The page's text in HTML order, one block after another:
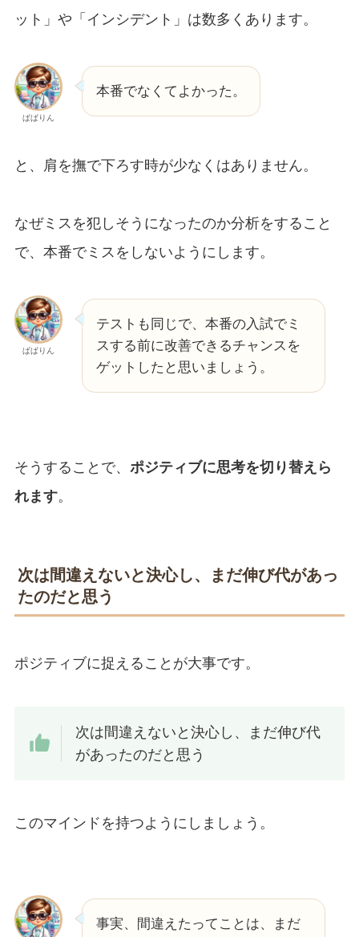
ット」や「インシデント」は数多くあります。
ぱぱりん
本番でなくてよかった。
と、肩を撫で下ろす時が少なくはありません。
なぜミスを犯しそうになったのか分析をすること
で、本番でミスをしないようにします。
ぱぱりん
テストも同じで、本番の入試でミ
スする前に改善できるチャンスを
ゲットしたと思いましょう。
そうすることで、 ポジティブに思考を切り替えら
れます。
次は間違えないと決心し、まだ伸び代があっ
たのだと思う
ポジティブに捉えることが大事です。
次は間違えないと決心し、まだ伸び代
があったのだと思う
このマインドを持つようにしましょう。
事実、間違えたってことは、まだ